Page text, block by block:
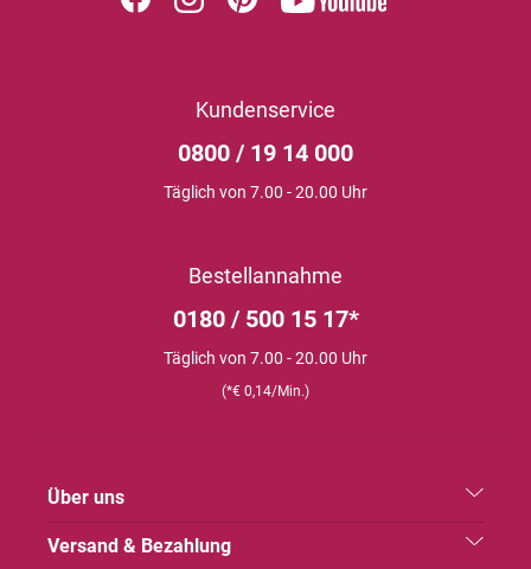
Kundenservice
0800 / 19 14 000
Täglich von 7.00 - 20.00 Uhr
Bestellannahme
0180 / 500 15 17*
Täglich von 7.00 - 20.00 Uhr
(*€ 0,14/Min.)
Über uns
Versand & Bezahlung